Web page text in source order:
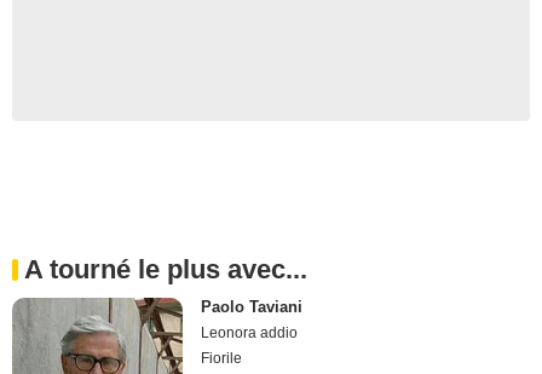
A tourné le plus avec...
Paolo Taviani
Leonora addio
Fiorile